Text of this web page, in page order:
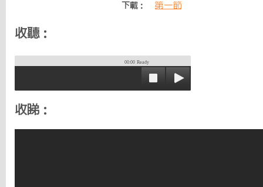
下載： 第一節
收聽：
00:00 Ready
收睇：